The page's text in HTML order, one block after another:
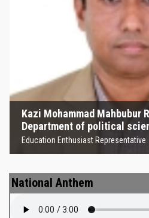
Kazi Mohammad
Department of political
Education Enthusiast Representative
Kazi
Rahma্‌n ,
of political
Education Enthusiast
National Anthem